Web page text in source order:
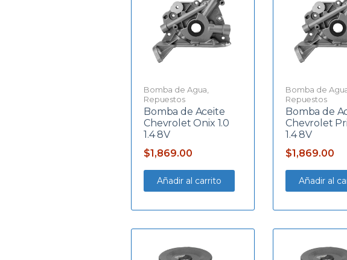
Bomba de Agua
Repuestos
Bomba de Aceite
Chevrolet Onix 1.0
1.4 8V
$1,869.00
Añadir al carrito
Bomba de
Repuestos
Bomba de
Chevrolet
1.4 8V
$1,869.00
Añadir al